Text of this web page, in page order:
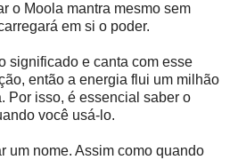
o Moola mantra mesmo sem
em si o poder.
significado e canta com esse
então a energia flui um milhão
Por isso, é essencial saber o
você usá-lo.
um nome. Assim como quando